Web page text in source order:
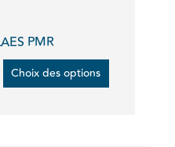
PMR
Choix des options